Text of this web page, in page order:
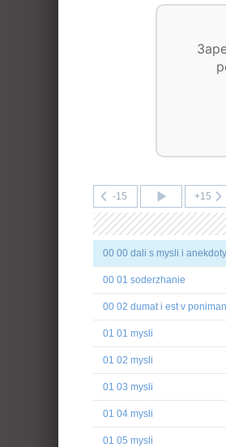
-15 +15
00 00 dali s mysli i
00 01 soderzhanie
00 02 dumat i est v
01 01 mysli
01 02 mysli
01 03 mysli
01 04 mysli
01 05 mysli